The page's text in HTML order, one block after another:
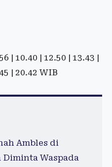
| 10.40 | 12.50 | 13.43 |
| 20.42 WIB
Ambles di
Diminta Waspada